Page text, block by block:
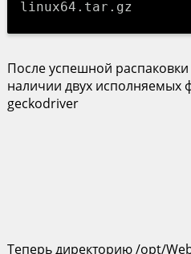
После успешной
наличии двух исполняемых
geckodriver
Теперь директорию /opt/